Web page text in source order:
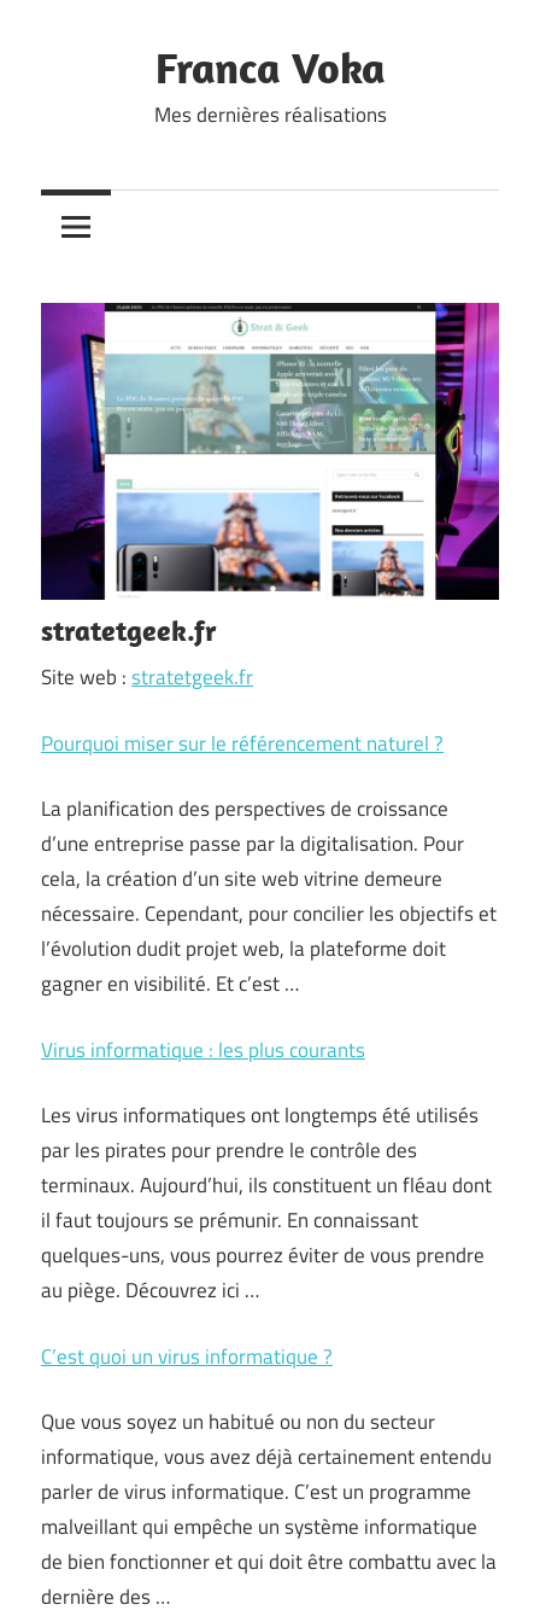
Franca Voka
Mes dernières réalisations
stratetgeek.fr
Site web :stratetgeek.fr
Pourquoi miser sur le référencement naturel ?
La planification des perspectives de croissance
d’une entreprise passe par la digitalisation. Pour
cela, la création d’un site web vitrine demeure
nécessaire. Cependant, pour concilier les objectifs et
l’évolution dudit projet web, la plateforme doit
gagner en visibilité. Et c’est …
Virus informatique : les plus courants
Les virus informatiques ont longtemps été utilisés
par les pirates pour prendre le contrôle des
terminaux. Aujourd’hui, ils constituent un fléau dont
il faut toujours se prémunir. En connaissant
quelques-uns, vous pourrez éviter de vous prendre
au piège. Découvrez ici …
C’est quoi un virus informatique ?
Que vous soyez un habitué ou non du secteur
informatique, vous avez déjà certainement entendu
parler de virus informatique. C’est un programme
malveillant qui empêche un système informatique
de bien fonctionner et qui doit être combattu avec la
dernière des …